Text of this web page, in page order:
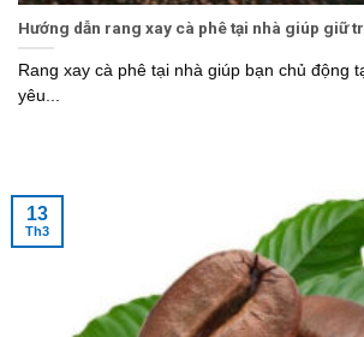
Hướng dẫn rang xay cà phê tại nhà giúp giữ
Rang xay cà phê tại nhà giúp bạn chủ động
yêu...
13
Th3